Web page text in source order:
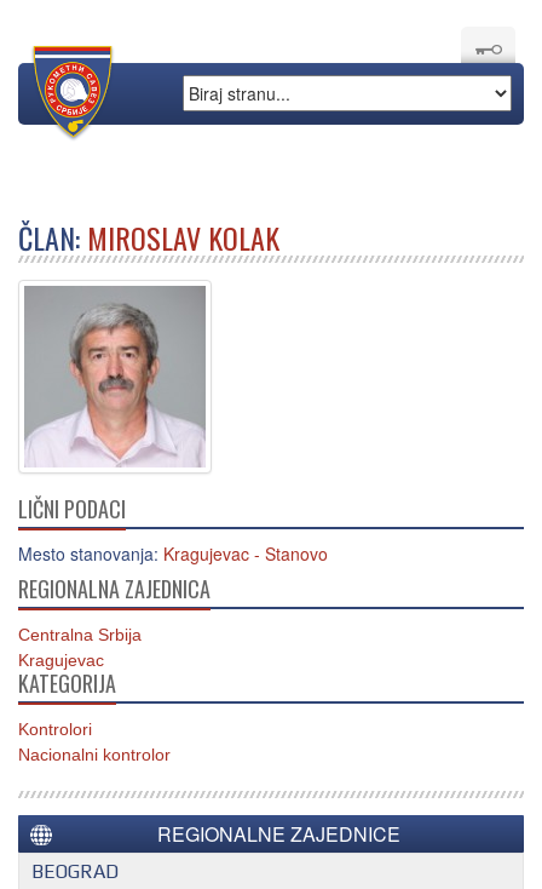
ČLAN: MIROSLAV KOLAK
LIČNI PODACI
Mesto stanovanja: Kragujevac - Stanovo
REGIONALNA ZAJEDNICA
Centralna Srbija
Kragujevac
KATEGORIJA
Kontrolori
Nacionalni kontrolor
REGIONALNE ZAJEDNICE
BEOGRAD